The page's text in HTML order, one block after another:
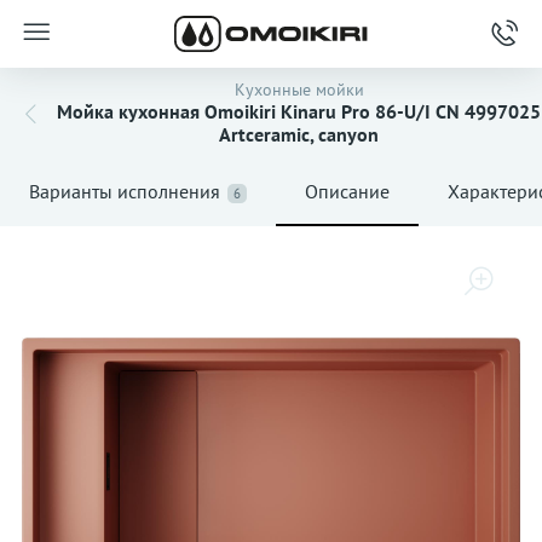
Кухонные мойки
Мойка кухонная Omoikiri Kinaru Pro 86-U/I CN 4997025
Artceramic, canyon
Варианты исполнения 6 Описание